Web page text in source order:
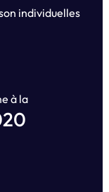
individuelles
à la